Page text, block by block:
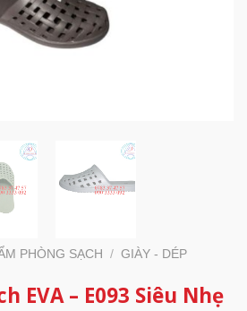
PHÒNG SẠCH / GIÀY - DÉP
EVA – E093 Siêu Nhẹ